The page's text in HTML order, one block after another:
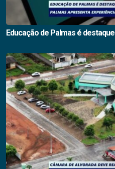
Educação de Palmas é destaque